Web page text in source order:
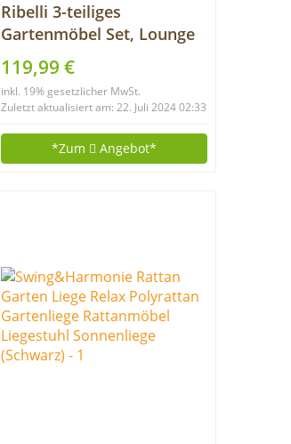
Ribelli 3-teiliges
Gartenmöbel Set, Lounge
Set, cremefarbenen Kissen
– aus PE-Rattan – Tisch
Plus Zwei Stühle –
Farbe:schwarz/Cream
119,99 €
inkl. 19% gesetzlicher MwSt.
Zuletzt aktualisiert am: 22. Juli 2024 02:33
*Zum Angebot*